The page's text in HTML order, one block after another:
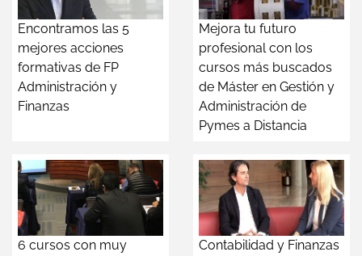
Encontramos las 5
mejores acciones
formativas de FP
Administración y
Finanzas
Mejora tu futuro
profesional con los
cursos más buscados
de Máster en Gestión y
Administración de
Pymes a Distancia
6 cursos con muy
Contabilidad y Finanzas